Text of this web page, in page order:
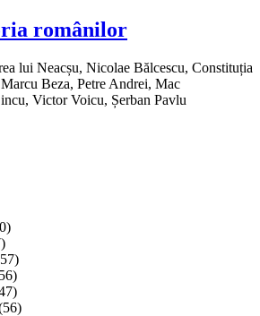
românilor
lui Neacșu, Nicolae Bălcescu, Constituția
Beza, Petre Andrei, Mac
Victor Voicu, Șerban Pavlu